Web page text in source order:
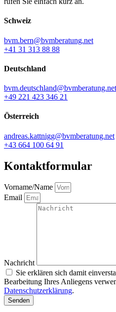
Schweiz
bvm.bern@bvmberatung.net
+41 31 313 88 88
Deutschland
bvm.deutschland@bvmberatung.net
+49 221 423 346 21
Österreich
andreas.kattnigg@bvmberatung.net
+43 664 100 64 91
Kontaktformular
Vorname/Name
Email
Nachricht
Sie erklären sich damit
Bearbeitung Ihres Anliegens
Datenschutzerklärung.
Senden